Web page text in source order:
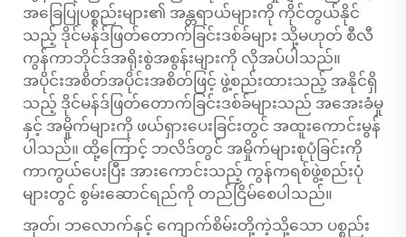
အခြေပြုပစ္စည်းများ၏ အန္တရာယ်များကို ကိုင်တွယ်နိုင်
သည့် ဒိုင်မန်ဒ်ဖြတ်တောက်ခြင်းဒစ်ခ်များ သို့မဟုတ် စီလီ
ကွန်ကာဘိုင်ဒ်အရိုးစွဲအစွန်းများကို လိုအပ်ပါသည်။
အပိုင်းအစိတ်အပိုင်းအစိတ်ဖြင့် ဖွဲ့စည်းထားသည့် အနိုင်ရှိ
သည့် ဒိုင်မန်ဒ်ဖြတ်တောက်ခြင်းဒစ်ခ်များသည် အအေးခံမှု
နှင့် အမှိုက်များကို ဖယ်ရှားပေးခြင်းတွင် အထူးကောင်းမွန်
ပါသည်။ ထို့ကြောင့် ဘလိဒ်တွင် အမှိုက်များစုပုံခြင်းကို
ကာကွယ်ပေးပြီး အားကောင်းသည့် ကွန်ကရစ်ဖွဲ့စည်းပုံ
များတွင် စွမ်းဆောင်ရည်ကို တည်ငြိမ်စေပါသည်။
အုတ်၊ ဘလောက်နှင့် ကျောက်စိမ်းတို့ကဲ့သို့သော ပစ္စည်း